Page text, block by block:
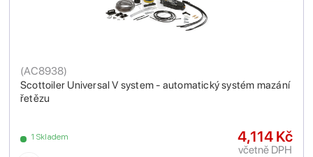
Scottoiler Universal V system - automatický systém mazání
řetězu
(AC8938)
1 Skladem 4,114 Kč
včetně DPH